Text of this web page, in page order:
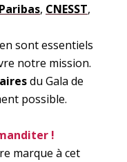
, CNESST,
sont essentiels
notre mission.
du Gala de
possible.
!
marque à cet